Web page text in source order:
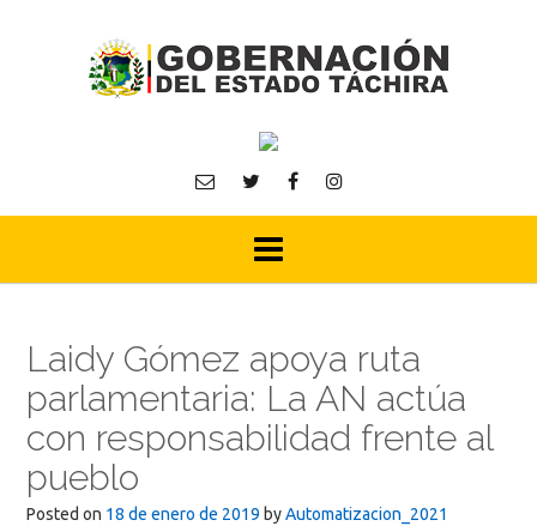
Laidy Gómez apoya ruta
parlamentaria: La AN actúa
con responsabilidad frente al
pueblo
Posted on 18 de enero de 2019 byAutomatizacion_2021